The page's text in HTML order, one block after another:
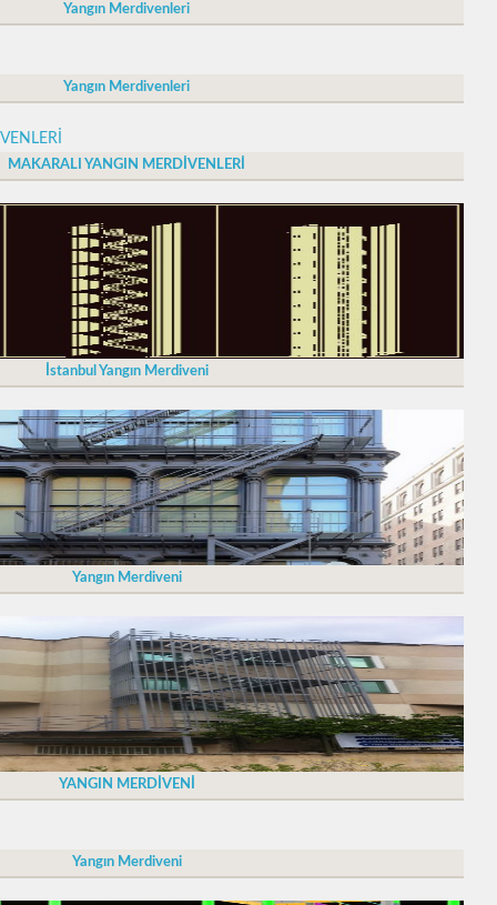
Yangın Merdivenleri
Yangın Merdivenleri
MAKARALI YANGIN MERDİVENLERİ
İstanbul Yangın Merdiveni
Yangın Merdiveni
YANGIN MERDİVENİ
Yangın Merdiveni